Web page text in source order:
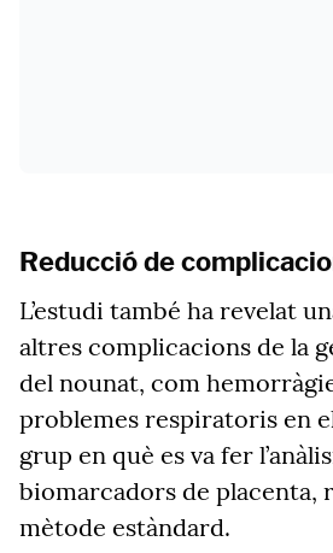
Reducció de
L’estudi també ha revelat
altres complicacions de la
del nounat, com
problemes respiratoris en
grup en què es va fer
biomarcadors de placenta,
mètode estàndard.